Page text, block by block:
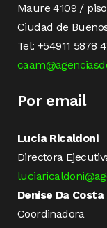
Maure 4109 /
Ciudad de
Tel: +54911 5878
Por email
Lucía Ricaldoni
Directora
Denise Da Costa
Coordinadora